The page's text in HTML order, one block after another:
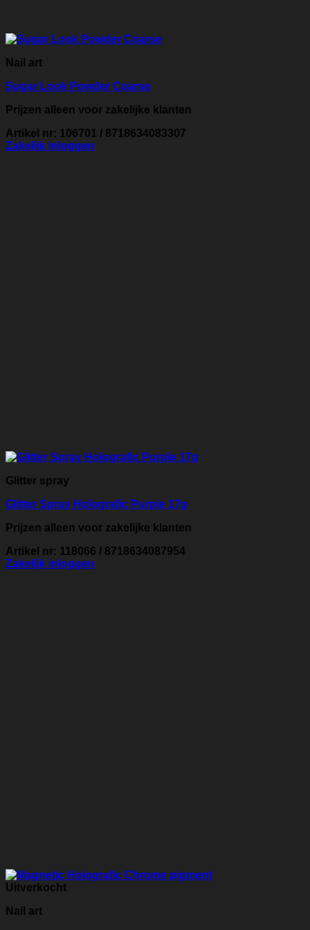
Nail art
Sugar Look Powder Coarse
Prijzen alleen voor zakelijke klanten
Artikel nr: 106701 / 8718634083307
Zakelijk inloggen
Glitter spray
Glitter Spray Holografic Purple 17g
Prijzen alleen voor zakelijke klanten
Artikel nr: 118066 / 8718634087954
Zakelijk inloggen
Uitverkocht
Nail art